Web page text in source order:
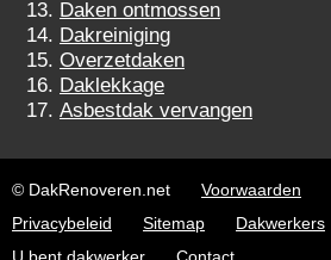
Daken ontmossen
Dakreiniging
Overzetdaken
Daklekkage
Asbestdak vervangen
© DakRenoveren.net Voorwaarden
Privacybeleid
Sitemap Dakwerkers